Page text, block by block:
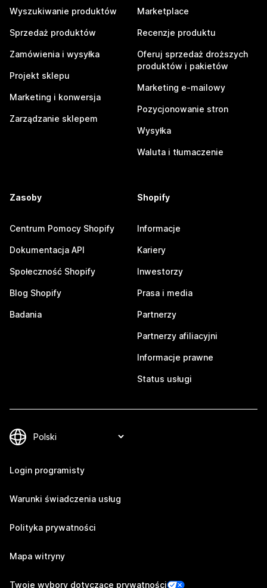
Wyszukiwanie produktów
Sprzedaż produktów
Zamówienia i wysyłka
Projekt sklepu
Marketing i konwersja
Zarządzanie sklepem
Marketplace
Recenzje produktu
Oferuj sprzedaż droższych
produktów i pakietów
Marketing e-mailowy
Pozycjonowanie stron
Wysyłka
Waluta i tłumaczenie
Zasoby
Centrum Pomocy Shopify
Dokumentacja API
Społeczność Shopify
Blog Shopify
Badania
Shopify
Informacje
Kariery
Inwestorzy
Prasa i media
Partnerzy
Partnerzy afiliacyjni
Informacje prawne
Status usługi
Login programisty
Warunki świadczenia usług
Polityka prywatności
Mapa witryny
Twoje wybory dotyczące prywatności